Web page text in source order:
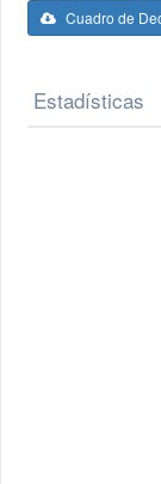
Cuadro de
Estadísticas